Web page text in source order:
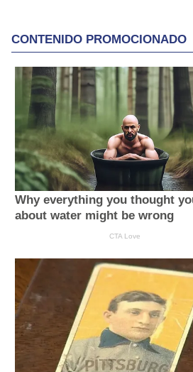
CONTENIDO PROMOCIONADO
Why everything you thought
about water might be wrong
CTA Love